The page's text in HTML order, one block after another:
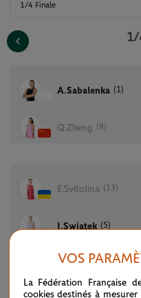
1/4 Finale
1/
A.Sabalenka (1)
Q.Zheng (8)
E.Svitolina (13)
I.Swiatek (5)
M.Andreeva (6)
VOS
La Fédération Française
cookies destinés à